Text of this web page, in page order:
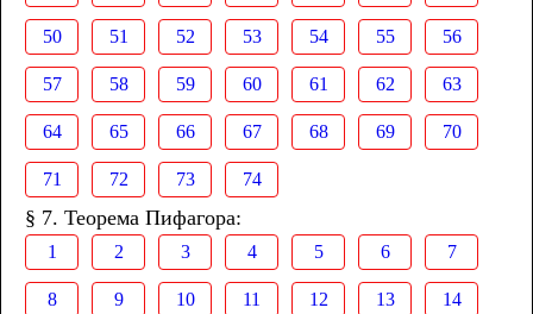
50 51 52 53 54 55 56
57 58 59 60 61 62 63
64 65 66 67 68 69 70
71 72 73 74
§ 7. Теорема Пифагора:
1 2 3 4 5 6 7
8 9 10 11 12 13 14